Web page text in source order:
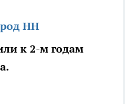
НН
к 2-м годам